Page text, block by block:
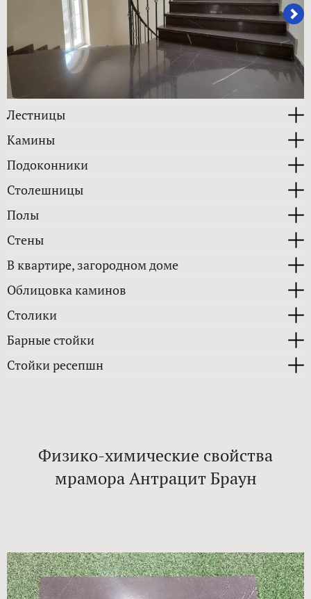
Лестницы
Камины
Подоконники
Столешницы
Полы
Стены
В квартире, загородном доме
Облицовка каминов
Столики
Барные стойки
Стойки ресепшн
Физико-химические свойства
мрамора Антрацит Браун